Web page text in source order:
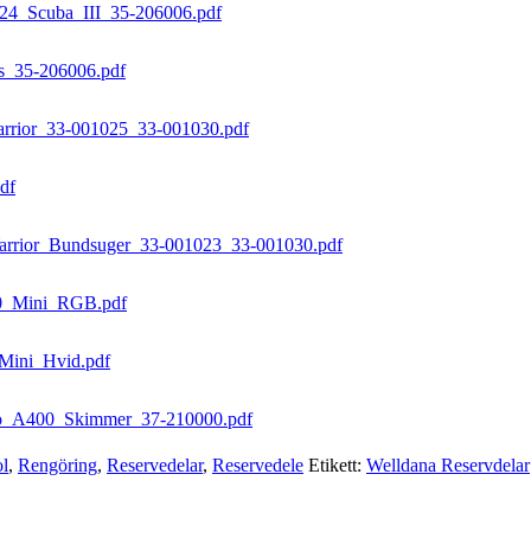
206006.pdf
206006.pdf
001025_33-001030.pdf
001023_33-001030.pdf
210000.pdf
, Rengöring, Reservedelar, Reservedele Etikett: Welldana Reservdelar